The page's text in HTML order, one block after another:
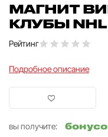
МАГНИТ
КЛУБЫ NHL
Рейтинг
Подробное описание
вы получите: